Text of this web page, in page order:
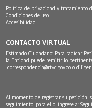
Política de privacidad y tratamiento
Condiciones de uso
Accesibilidad
CONTACTO VIRTUAL
Estimado Ciudadano: Para radicar
la Entidad puede remitir lo
correspondencia@rtvc.gov.co o
Al momento de registrar su petición,
seguimiento, para ello, ingrese a: